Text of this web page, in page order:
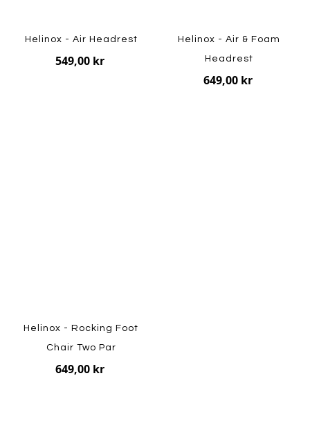
Helinox - Air Headrest
549,00 kr
Helinox - Air & Foam
Headrest
649,00 kr
Helinox - Rocking Foot
Chair Two Par
649,00 kr